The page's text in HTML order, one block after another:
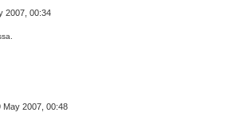
2007, 00:34
May 2007, 00:48